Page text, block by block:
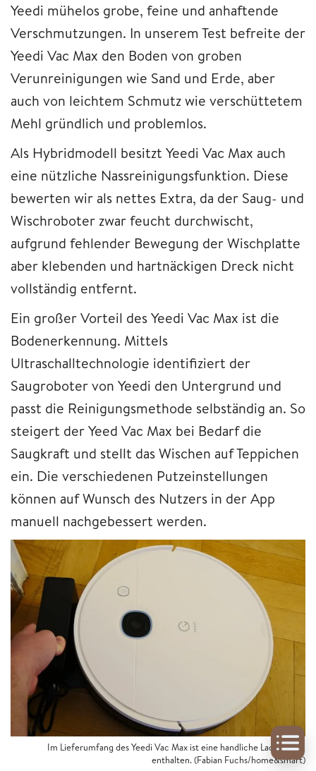
Yeedi mühelos grobe, feine und anhaftende
Verschmutzungen. In unserem Test befreite der
Yeedi Vac Max den Boden von groben
Verunreinigungen wie Sand und Erde, aber
auch von leichtem Schmutz wie verschüttetem
Mehl gründlich und problemlos.
Als Hybridmodell besitzt Yeedi Vac Max auch
eine nützliche Nassreinigungsfunktion. Diese
bewerten wir als nettes Extra, da der Saug- und
Wischroboter zwar feucht durchwischt,
aufgrund fehlender Bewegung der Wischplatte
aber klebenden und hartnäckigen Dreck nicht
vollständig entfernt.
Ein großer Vorteil des Yeedi Vac Max ist die
Bodenerkennung. Mittels
Ultraschalltechnologie identifiziert der
Saugroboter von Yeedi den Untergrund und
passt die Reinigungsmethode selbständig an. So
steigert der Yeed Vac Max bei Bedarf die
Saugkraft und stellt das Wischen auf Teppichen
ein. Die verschiedenen Putzeinstellungen
können auf Wunsch des Nutzers in der App
manuell nachgebessert werden.
Im Lieferumfang des Yeedi Vac Max ist eine handliche Ladestation
enthalten. (Fabian Fuchs/home&smart)